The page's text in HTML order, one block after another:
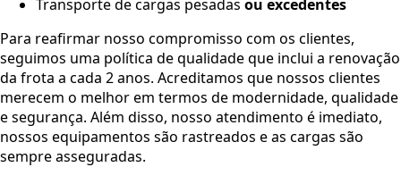
Transporte de cargas pesadas ou excedentes
Para reafirmar nosso compromisso com os clientes,
seguimos uma política de qualidade que inclui a renovação
da frota a cada 2 anos. Acreditamos que nossos clientes
merecem o melhor em termos de modernidade, qualidade
e segurança. Além disso, nosso atendimento é imediato,
nossos equipamentos são rastreados e as cargas são
sempre asseguradas.